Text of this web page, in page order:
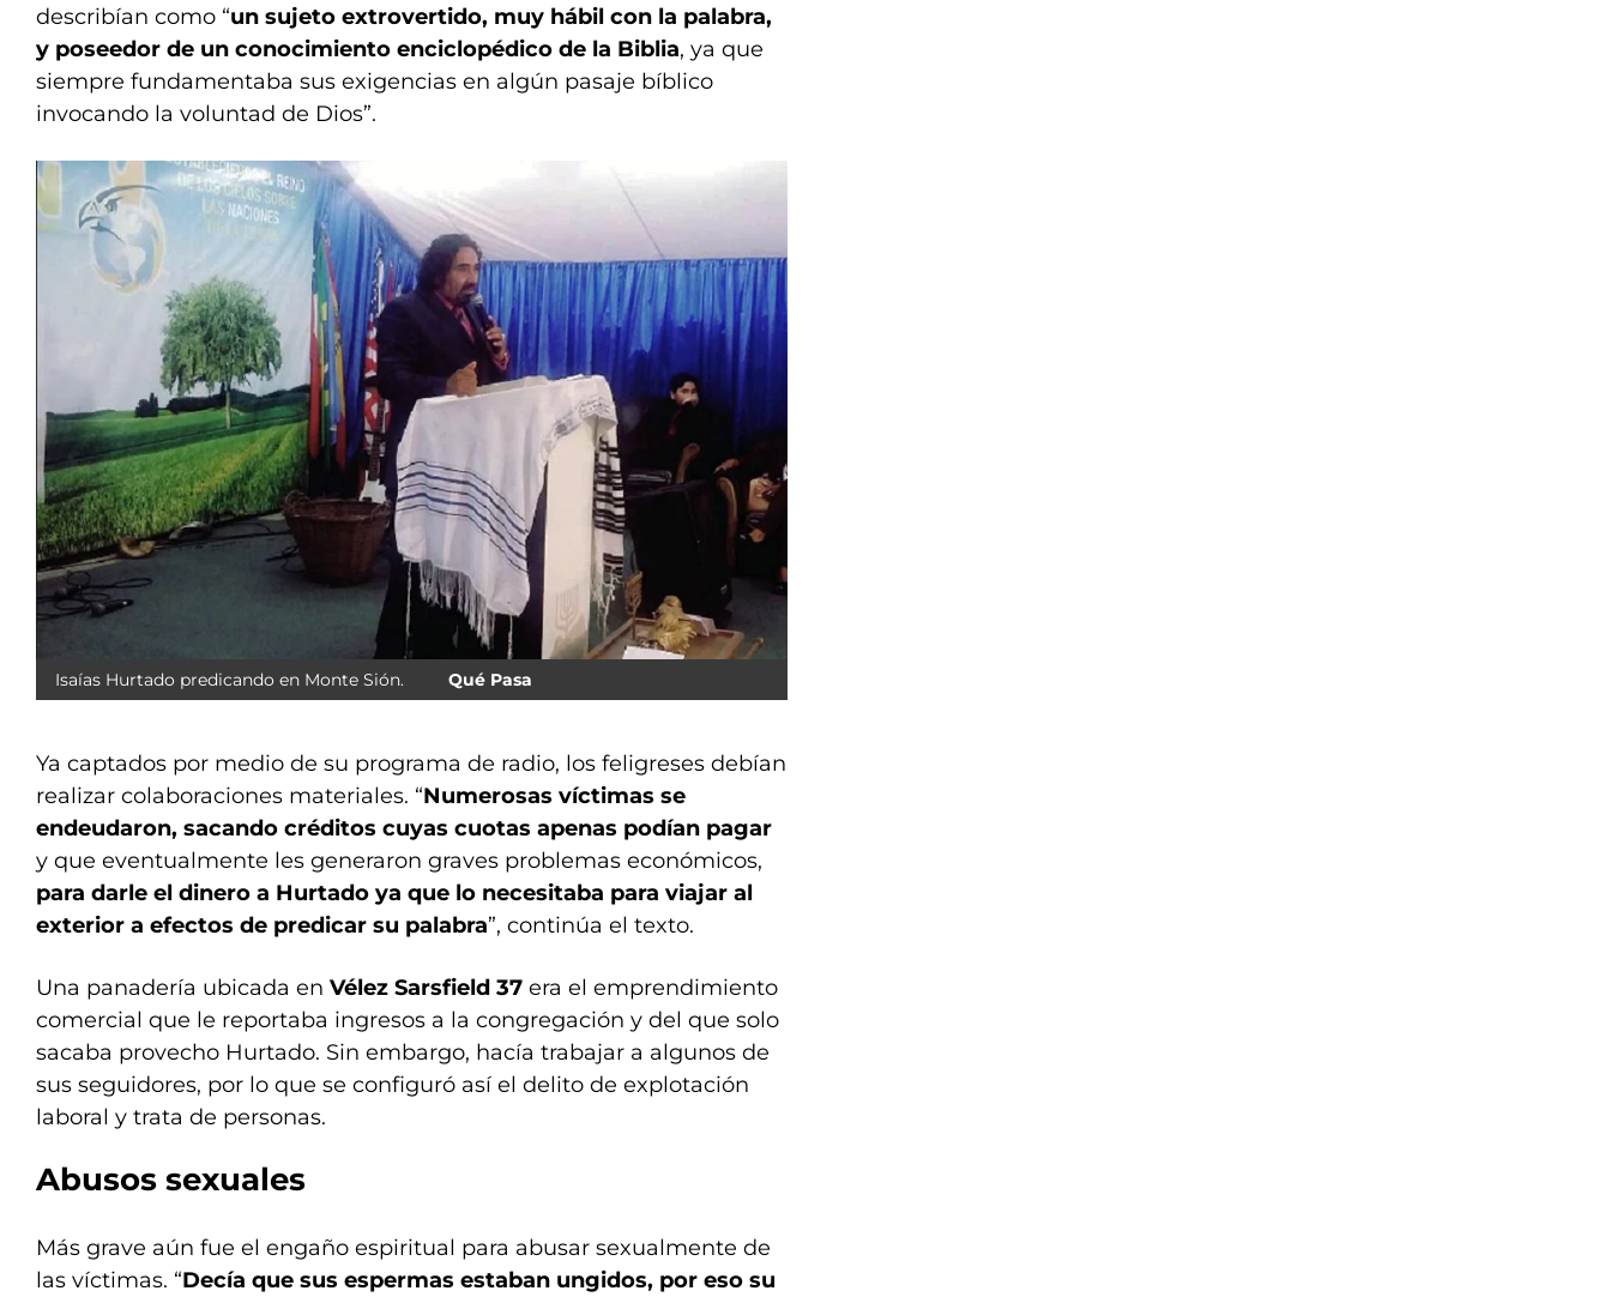
describían como “un sujeto extrovertido, muy hábil con la palabra,
y poseedor de un conocimiento enciclopédico de la Biblia, ya que
siempre fundamentaba sus exigencias en algún pasaje bíblico
invocando la voluntad de Dios”.
Isaías Hurtado predicando en Monte Sión. Qué Pasa
Ya captados por medio de su programa de radio, los feligreses debían
realizar colaboraciones materiales. “Numerosas víctimas se
endeudaron, sacando créditos cuyas cuotas apenas podían pagar
y que eventualmente les generaron graves problemas económicos,
para darle el dinero a Hurtado ya que lo necesitaba para viajar al
exterior a efectos de predicar su palabra”, continúa el texto.
Una panadería ubicada en Vélez Sarsfield 37 era el emprendimiento
comercial que le reportaba ingresos a la congregación y del que solo
sacaba provecho Hurtado. Sin embargo, hacía trabajar a algunos de
sus seguidores, por lo que se configuró así el delito de explotación
laboral y trata de personas.
Abusos sexuales
Más grave aún fue el engaño espiritual para abusar sexualmente de
las víctimas. “Decía que sus espermas estaban ungidos, por eso su